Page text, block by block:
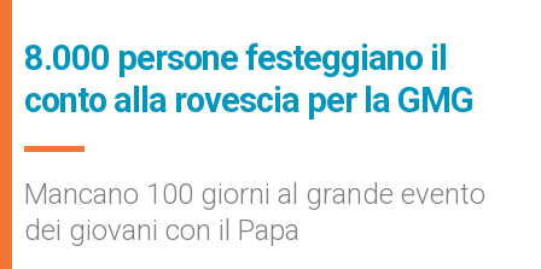
8.000 persone festeggiano il
conto alla rovescia per la GMG
Mancano 100 giorni al grande evento
dei giovani con il Papa